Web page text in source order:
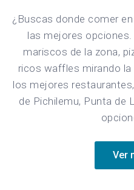
¿Buscas donde comer
las mejores
mariscos de la zona,
ricos waffles mirando
los mejores
de Pichilemu, Punta de
Ver